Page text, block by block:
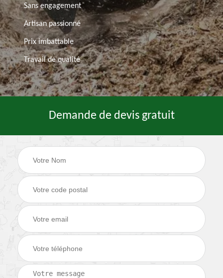
Sans engagement
Artisan passionné
Prix imbattable
Travail de qualité
Demande de devis gratuit